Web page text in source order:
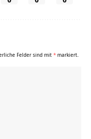
Felder sind mit * markiert.